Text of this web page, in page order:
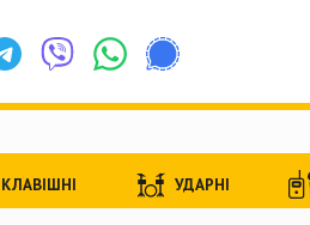
КЛАВІШНІ УДАРНІ